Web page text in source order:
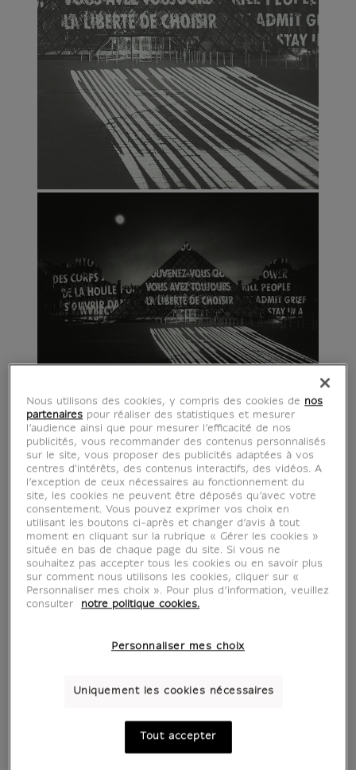
Nous utilisons des cookies, y compris des cookies de nos
partenaires pour réaliser des statistiques et mesurer
l’audience ainsi que pour mesurer l’efficacité de nos
publicités, vous recommander des contenus personnalisés
sur le site, vous proposer des publicités adaptées à vos
centres d'intérêts, des contenus interactifs, des vidéos. A
l’exception de ceux nécessaires au fonctionnement du
site, les cookies ne peuvent être déposés qu’avec votre
consentement. Vous pouvez exprimer vos choix en
utilisant les boutons ci-après et changer d’avis à tout
moment en cliquant sur la rubrique « Gérer les cookies »
située en bas de chaque page du site. Si vous ne
souhaitez pas accepter tous les cookies ou en savoir plus
sur comment nous utilisons les cookies, cliquer sur «
Personnaliser mes choix ». Pour plus d’information, veuillez
consulter
notre politique cookies.
Personnaliser mes choix
Uniquement les cookies nécessaires
Tout accepter